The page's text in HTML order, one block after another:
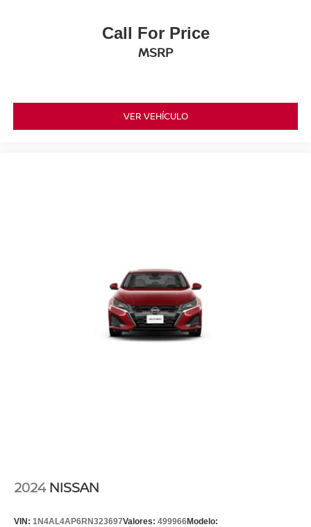
Call For Price
MSRP
VER VEHÍCULO
2024 NISSAN
VIN: 1N4AL4AP6RN323697Valores: 499966Modelo: